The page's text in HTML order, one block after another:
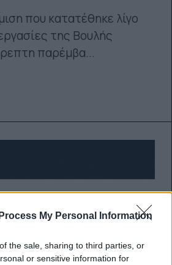
My Personal Information
the sale, sharing to third parties, or
or sensitive information for
που κατατέθηκε λίγο
της Βουλής
παρέμβα...